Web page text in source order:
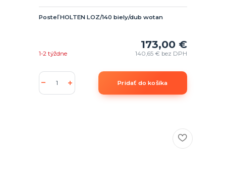
Posteľ HOLTEN LOZ/140 biely/dub wotan
173,00 €
140,65 € bez DPH
1-2 týždne
Pridať do košíka